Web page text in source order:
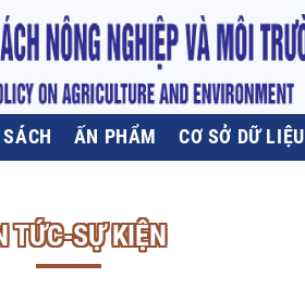
ẤN PHẨM CƠ SỞ DỮ LIỆU
TỨC-SỰ KIỆN